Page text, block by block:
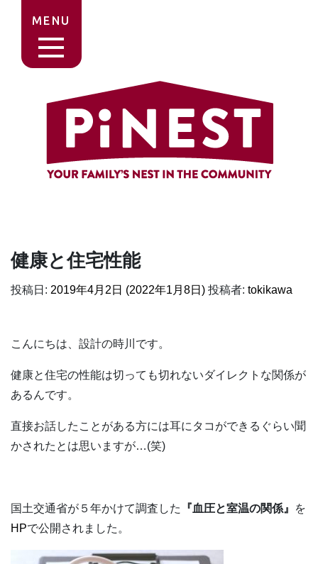
MENU
健康と住宅性能
投稿日: 2019年4月2日 (2022年1月8日) 投稿者: tokikawa
こんにちは、設計の時川です。
健康と住宅の性能は切っても切れないダイレクトな関係が
あるんです。
直接お話したことがある方には耳にタコができるぐらい聞
かされたとは思いますが…(笑)
国土交通省が５年かけて調査した 『血圧と室温の関係』
を
HPで公開されました。